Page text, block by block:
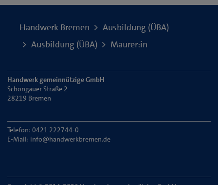
Handwerk Bremen
Ausbildung (ÜBA)
Ausbildung (ÜBA)
Maurer:in
Handwerk gemeinnützige GmbH
Schongauer Straße 2
28219 Bremen
Telefon: 0421 222744-0
E-Mail: info@handwerkbremen.de